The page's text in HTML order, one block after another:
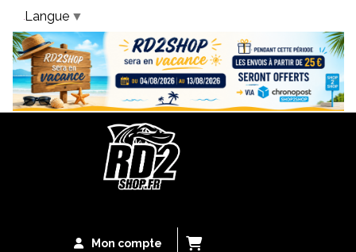
Bandeau Vacances
Mon compte
Langue ▼